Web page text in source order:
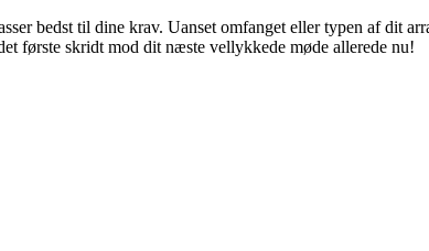
bedst til dine krav. Uanset omfanget eller typen af dit
første skridt mod dit næste vellykkede møde allerede nu!